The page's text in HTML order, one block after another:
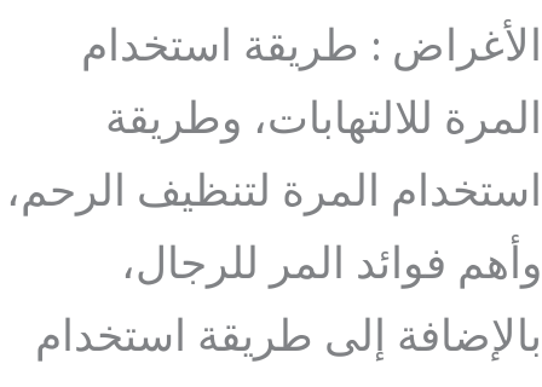
الأغراض : طريقة استخدام
المرة للالتهابات، وطريقة
استخدام المرة لتنظيف الرحم،
وأهم فوائد المر للرجال،
بالإضافة إلى طريقة استخدام